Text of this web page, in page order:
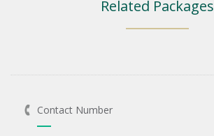
Related Packages
Contact Number